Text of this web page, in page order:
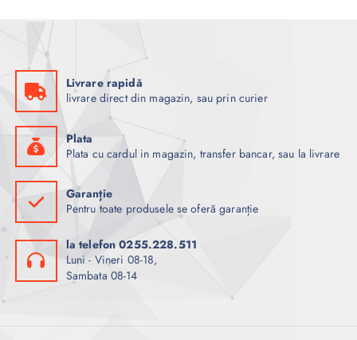
Livrare rapidă
livrare direct din magazin, sau prin curier
Plata
Plata cu cardul in magazin, transfer bancar, sau la livrare
Garanție
Pentru toate produsele se oferă garanție
la telefon 0255.228.511
Luni - Vineri 08-18,
Sambata 08-14